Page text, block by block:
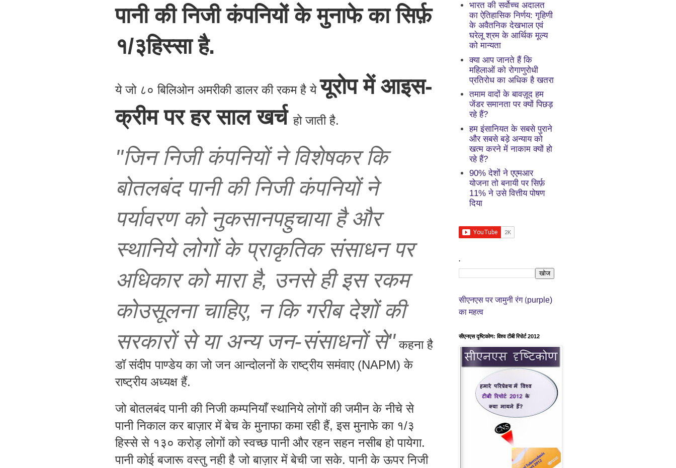
पानी की निजी कंपनियों के मुनाफे का सिर्फ़
१/३हिस्सा है.
ये जो ८० बिलिओन अमरीकी डालर की रकम है ये यूरोप में आइस-
क्रीम पर हर साल खर्चहो जाती है.
"जिन निजी कंपनियों ने विशेषकर कि
बोतलबंद पानी की निजी कंपनियों ने
पर्यावरण को नुकसानपहुचाया है और
स्थानिये लोगों के प्राकृतिक संसाधन पर
अधिकार को मारा है, उनसे ही इस रकम
कोउसूलना चाहिए, न कि गरीब देशों की
सरकारों से या अन्य जन-संसाधनों से" कहना है
डॉ संदीप पाण्डेय का जो जन आन्दोलनों के राष्ट्रीय समंवाए (NAPM) के
राष्ट्रीय अध्यक्ष हैं.
जो बोतलबंद पानी की निजी कम्पनियाँ स्थानिये लोगों की जमीन के नीचे से
पानी निकाल कर बाज़ार में बेच के मुनाफा कमा रही हैं, इस मुनाफे का १/३
हिस्से से १३०करोड़लोगों को स्वच्छ पानी और रहन सहन नसीब हो पायेगा.
पानी कोई बजारू वस्तु नही है जो बाज़ार में बेची जा सके. पानी के ऊपर निजी
भारत की सर्वोच्च अदालत
का ऐतिहासिक निर्णय: गृहिणी
के अवैतनिक देखभाल एवं
घरेलू श्रम के आर्थिक मूल्य
को मान्यता
क्या आप जानते हैं कि
महिलाओं को रोगाणुरोधी
प्रतिरोध का अधिक है खतरा
तमाम वादों के बावज़ूद हम
जेंडर समानता पर क्यों पिछड़
रहे हैं?
हम इंसानियत के सबसे पुराने
और सबसे बड़े अन्याय को
खत्म करने में नाकाम क्यों हो
रहे हैं?
90% देशों ने एएमआर
योजना तो बनायी पर सिर्फ़
11% ने उसे वित्तीय पोषण
दिया
.
सीएनएस पर जामुनी रंग (purple)
का महत्व
सीएनएस दृष्टिकोण: विश्व टीबी रिपोर्ट 2012